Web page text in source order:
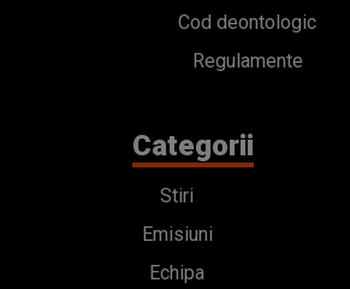
Cod deontologic
Regulamente
Categorii
Stiri
Emisiuni
Echipa